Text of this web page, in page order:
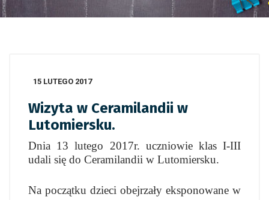
15 LUTEGO 2017
Wizyta w Ceramilandii w
Lutomiersku.
Dnia 13 lutego 2017r. uczniowie klas I-III
udali się do Ceramilandii w Lutomiersku.
Na początku dzieci obejrzały eksponowane w